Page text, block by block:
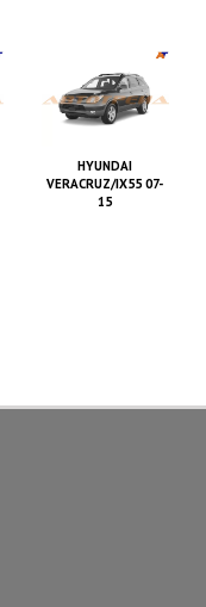
HYUNDAI
VERACRUZ/IX55 07-
15